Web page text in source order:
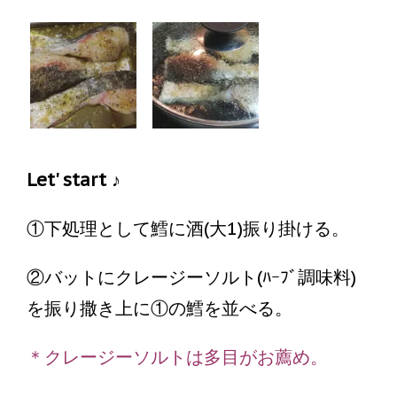
Let' start ♪
①下処理として鱈に酒(大1)振り掛ける。
②バットにクレージーソルト(ﾊｰﾌﾞ調味料)
を振り撒き上に①の鱈を並べる。
＊クレージーソルトは多目がお薦め。